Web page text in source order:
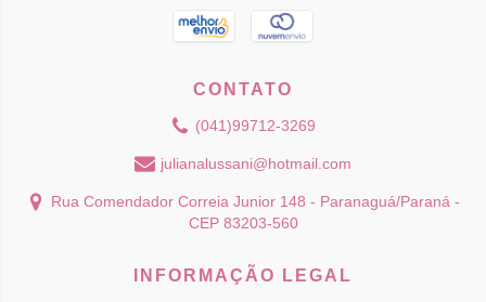
CONTATO
(041)99712-3269
julianalussani@hotmail.com
Rua Comendador Correia Junior 148 - Paranaguá/Paraná -
CEP 83203-560
INFORMAÇÃO LEGAL